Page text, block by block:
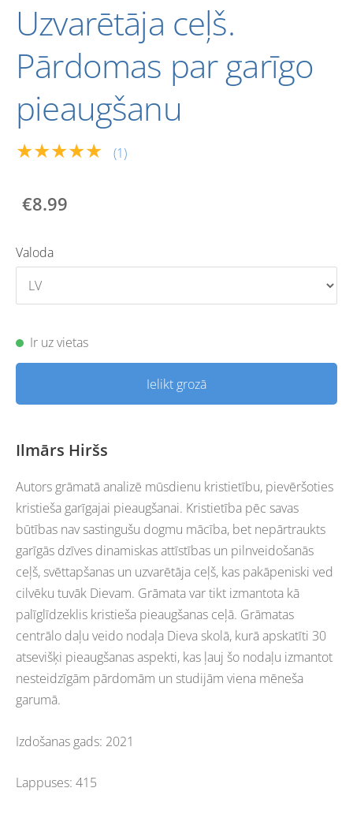
Uzvarētāja ceļš.
Pārdomas par garīgo
pieaugšanu
★★★★★ (1)
€8.99
Valoda
Ir uz vietas
Ielikt grozā
Ilmārs Hiršs
Autors grāmatā analizē mūsdienu kristietību, pievēršoties
kristieša garīgajai pieaugšanai. Kristietība pēc savas
būtības nav sastingušu dogmu mācība, bet nepārtraukts
garīgās dzīves dinamiskas attīstības un pilnveidošanās
ceļš, svēttapšanas un uzvarētāja ceļš, kas pakāpeniski ved
cilvēku tuvāk Dievam. Grāmata var tikt izmantota kā
palīglīdzeklis kristieša pieaugšanas ceļā. Grāmatas
centrālo daļu veido nodaļa Dieva skolā, kurā apskatīti 30
atsevišķi pieaugšanas aspekti, kas ļauj šo nodaļu izmantot
nesteidzīgām pārdomām un studijām viena mēneša
garumā.
Izdošanas gads: 2021
Lappuses: 415